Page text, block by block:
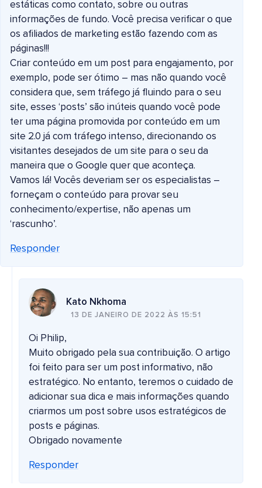
estáticas como contato, sobre ou outras
informações de fundo. Você precisa verificar o que
os afiliados de marketing estão fazendo com as
páginas!!!
Criar conteúdo em um post para engajamento, por
exemplo, pode ser ótimo – mas não quando você
considera que, sem tráfego já fluindo para o seu
site, esses ‘posts’ são inúteis quando você pode
ter uma página promovida por conteúdo em um
site 2.0 já com tráfego intenso, direcionando os
visitantes desejados de um site para o seu da
maneira que o Google quer que aconteça.
Vamos lá! Vocês deveriam ser os especialistas –
forneçam o conteúdo para provar seu
conhecimento/expertise, não apenas um
‘rascunho’.
Responder
Kato Nkhoma
13 DE JANEIRO DE 2022 ÀS 15:51
Oi Philip,
Muito obrigado pela sua contribuição. O artigo
foi feito para ser um post informativo, não
estratégico. No entanto, teremos o cuidado de
adicionar sua dica e mais informações quando
criarmos um post sobre usos estratégicos de
posts e páginas.
Obrigado novamente
Responder